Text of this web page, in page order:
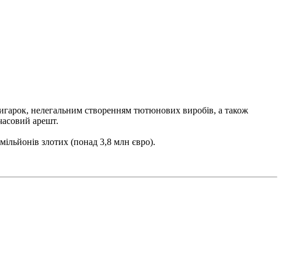
нелегальним створенням тютюнових виробів, а також
арешт.
злотих (понад 3,8 млн євро).